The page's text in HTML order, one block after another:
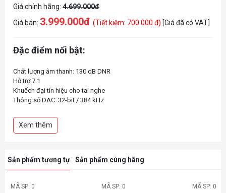
Giá chính hãng: 4.699.000đ
Giá bán: 3.999.000đ (Tiết kiệm: 700.000 đ) [Giá đã có VAT]
Đặc điểm nổi bật:
Chất lượng âm thanh: 130 dB DNR
Hỗ trợ 7.1
Khuếch đại tín hiệu cho tai nghe
Thông số DAC: 32-bit / 384 kHz
Xem thêm
Sản phẩm tương tự Sản phẩm cùng hãng
MÃ SP: 0 MÃ SP: 0 MÃ SP: 0